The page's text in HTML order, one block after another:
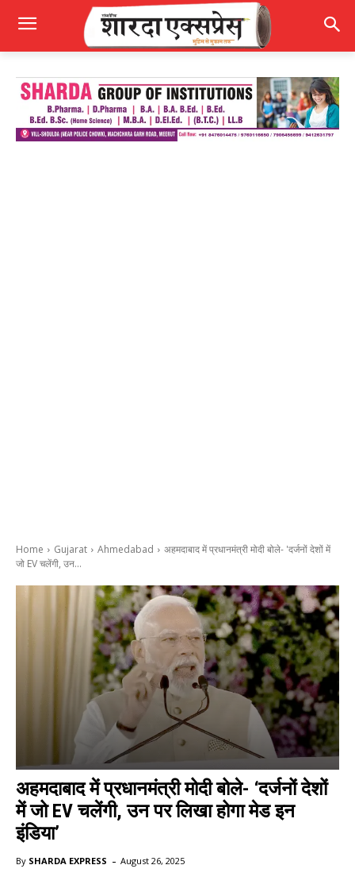
Home Gujarat Ahmedabad
अहमदाबाद में प्रधानमंत्री मोदी बोले- 'दर्जनों देशों में
जो EV चलेंगी, उन...
अहमदाबाद में प्रधानमंत्री मोदी बोले- ‘दर्जनों देशों
में जो EV चलेंगी, उन पर लिखा होगा मेड इन
इंडिया’
By SHARDA EXPRESS - August 26, 2025